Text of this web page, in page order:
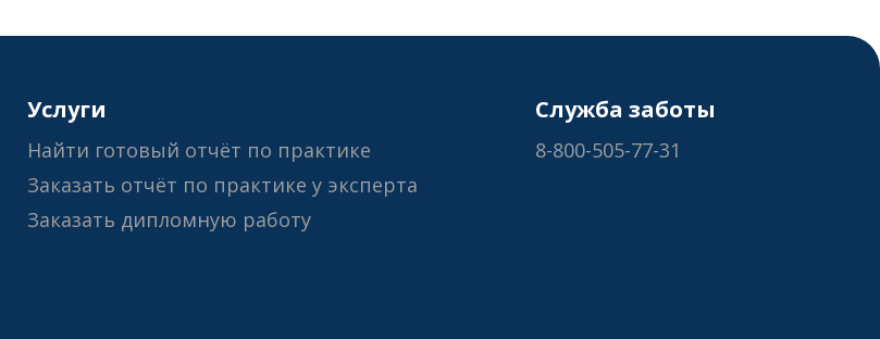
Услуги
Найти готовый отчёт по практике
Заказать отчёт по практике у эксперта
Заказать дипломную работу
Служба заботы
8-800-505-77-31